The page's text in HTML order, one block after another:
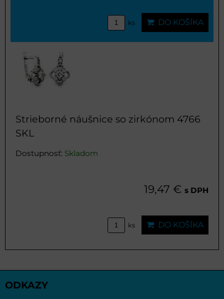
ks DO KOŠÍKA
Strieborné náušnice so zirkónom 4766
SKL
Dostupnosť: Skladom
19,47 € s DPH
ks DO KOŠÍKA
ODKAZY